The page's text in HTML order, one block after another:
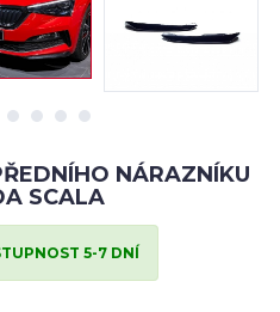
NÁRAZNÍKU
SCALA
5-7 DNÍ